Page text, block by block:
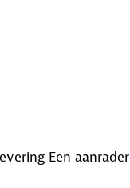
Prima kwaliteit Goeie prijs Snelle levering Een aanrader